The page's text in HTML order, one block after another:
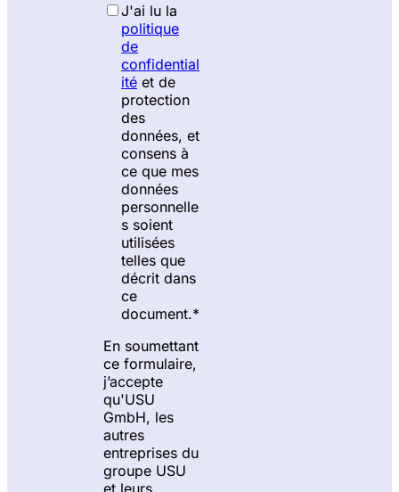
J'ai lu la
politique
de
confidential
ité et de
protection
des
données, et
consens à
ce que mes
données
personnelle
s soient
utilisées
telles que
décrit dans
ce
document.*
En soumettant
ce formulaire,
j’accepte
qu'USU
GmbH, les
autres
entreprises du
groupe USU
et leurs